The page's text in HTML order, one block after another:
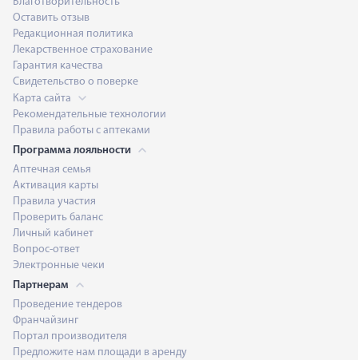
Оставить отзыв
Редакционная политика
Лекарственное страхование
Гарантия качества
Свидетельство о поверке
Карта сайта
Рекомендательные технологии
Правила работы с аптеками
Программа лояльности
Аптечная семья
Активация карты
Правила участия
Проверить баланс
Личный кабинет
Вопрос-ответ
Электронные чеки
Партнерам
Проведение тендеров
Франчайзинг
Портал производителя
Предложите нам площади в аренду